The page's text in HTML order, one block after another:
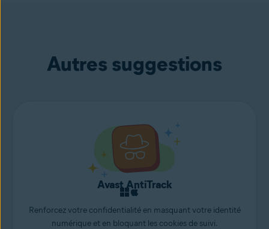
Autres suggestions
Avast AntiTrack
Renforcez votre confidentialité en masquant votre identité
numérique et en bloquant les cookies de suivi.